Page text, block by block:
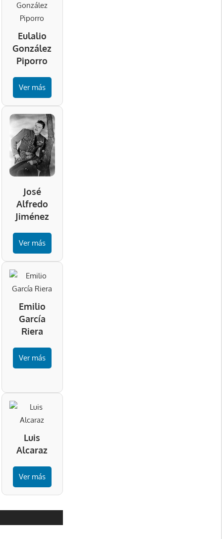
Eulalio
González
Piporro
Ver más
José
Alfredo
Jiménez
Ver más
Emilio
García
Riera
Ver más
Luis
Alcaraz
Ver más